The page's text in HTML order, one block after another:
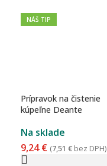
NÁŠ TIP
Prípravok na čistenie
kúpeľne Deante
Na sklade
9,24€ (7,51 € bez DPH)